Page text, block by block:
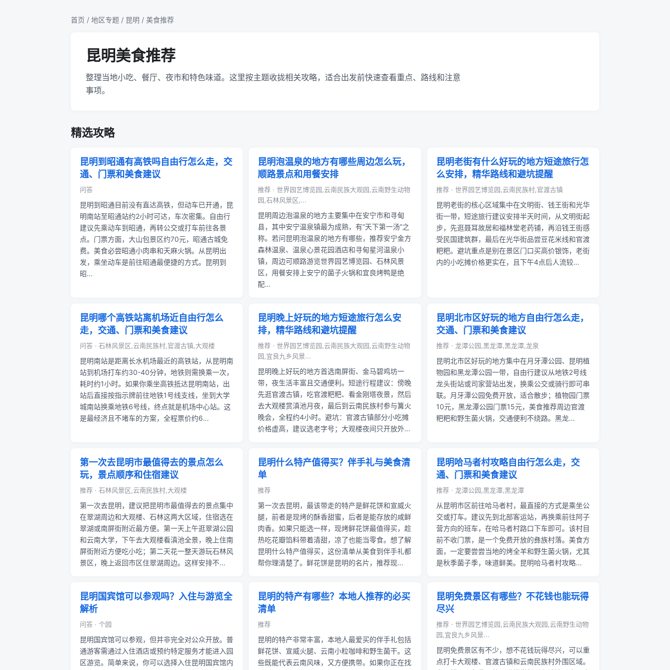
首页 / 地区专题 / 昆明 / 美食推荐
昆明美食推荐
整理当地小吃、餐厅、夜市和特色味道。这里按主题收拢相关攻略，适合出发前快速查看重点、路线和注意
事项。
精选攻略
昆明到昭通有高铁吗自由行怎么走，交
通、门票和美食建议
问答
昆明到昭通目前没有直达高铁，但动车已开通，昆
明南站至昭通站约2小时可达，车次密集。自由行
建议先乘动车到昭通，再转公交或打车前往各景
点。门票方面，大山包景区约70元，昭通古城免
费。美食必尝昭通小肉串和天麻火锅。从昆明出
发，乘坐动车是前往昭通最便捷的方式。昆明到
昭...
昆明泡温泉的地方有哪些周边怎么玩，
顺路景点和用餐安排
推荐 · 世界园艺博览园,云南民族大观园,云南野生动物
园,石林风景区,...
昆明周边泡温泉的地方主要集中在安宁市和寻甸
县，其中安宁温泉镇最为成熟，有“天下第一汤”之
称。若问昆明泡温泉的地方有哪些，推荐安宁金方
森林温泉、温泉心景花园酒店和寻甸星河温泉小
镇，周边可顺路游览世界园艺博览园、石林风景
区，用餐安排上安宁的菌子火锅和宜良烤鸭是绝
配...
昆明老街有什么好玩的地方短途旅行怎
么安排，精华路线和避坑提醒
推荐 · 世界园艺博览园,云南民族村,官渡古镇
昆明老街的核心区域集中在文明街、钱王街和光华
街一带，短途旅行建议安排半天时间，从文明街起
步，先逛聂耳故居和福林堂老药铺，再沿钱王街感
受民国建筑群，最后在光华街品尝豆花米线和官渡
粑粑。避坑重点是别在景区门口买高价银饰，老街
内的小吃摊价格更实在，且下午4点后人流较...
昆明哪个高铁站离机场近自由行怎么
走，交通、门票和美食建议
问答 · 石林风景区,云南民族村,官渡古镇,大观楼
昆明南站是距离长水机场最近的高铁站，从昆明南
站到机场打车约30-40分钟，地铁则需换乘一次，
耗时约1小时。如果你乘坐高铁抵达昆明南站，出
站后直接按指示牌前往地铁1号线支线，坐到大学
城南站换乘地铁6号线，终点就是机场中心站。这
是最经济且不堵车的方案，全程票价约6...
昆明晚上好玩的地方短途旅行怎么安
排，精华路线和避坑提醒
推荐 · 世界园艺博览园,云南民族大观园,云南野生动物
园,宜良九乡风景...
昆明晚上好玩的地方首选南屏街、金马碧鸡坊一
带，夜生活丰富且交通便利。短途行程建议：傍晚
先逛官渡古镇，吃官渡粑粑、看金刚塔夜景，然后
去大观楼赏滇池月夜，最后到云南民族村参与篝火
晚会，全程约4小时。避坑：官渡古镇部分小吃摊
价格虚高，建议选老字号；大观楼夜间只开放外...
昆明北市区好玩的地方自由行怎么走，
交通、门票和美食建议
推荐 · 龙潭公园,黑龙潭,黑龙潭,龙泉
昆明北市区好玩的地方集中在月牙潭公园、昆明植
物园和黑龙潭公园一带，自由行建议从地铁2号线
龙头街站或司家营站出发，换乘公交或骑行即可串
联。月牙潭公园免费开放，适合散步；植物园门票
10元，黑龙潭公园门票15元，美食推荐周边官渡
粑粑和野生菌火锅，交通便利不绕路。黑龙...
第一次去昆明市最值得去的景点怎么
玩，景点顺序和住宿建议
推荐 · 石林风景区,云南民族村,大观楼
第一次去昆明，建议把昆明市最值得去的景点集中
在翠湖周边和大观楼、石林这两大区域，住宿选在
翠湖或南屏街附近最方便。第一天上午逛翠湖公园
和云南大学，下午去大观楼看滇池全景，晚上住南
屏街附近方便吃小吃；第二天花一整天游玩石林风
景区，晚上返回市区住翠湖周边。这样安排不...
昆明什么特产值得买？伴手礼与美食清
单
推荐
第一次去昆明，最该带走的特产是鲜花饼和宣威火
腿，前者是现烤的酥香甜蜜，后者是能存放的咸鲜
肉香。如果只能选一样，现烤鲜花饼最值得买，趁
热吃花瓣馅料带着清甜，凉了也能当零食。想了解
昆明什么特产值得买，这份清单从美食到伴手礼都
帮你理清楚了。鲜花饼是昆明的名片，推荐现...
昆明哈马者村攻略自由行怎么走，交
通、门票和美食建议
推荐 · 龙潭公园,黑龙潭,黑龙潭
从昆明市区前往哈马者村，最直接的方式是乘坐公
交或打车。建议先到北部客运站，再换乘前往阿子
营方向的班车，在哈马者村路口下车即可。该村目
前不收门票，是一个免费开放的彝族村落。美食方
面，一定要尝尝当地的烤全羊和野生菌火锅，尤其
是秋季菌子季，味道鲜美。昆明哈马者村攻略...
昆明国宾馆可以参观吗？入住与游览全
解析
问答 · 个园
昆明国宾馆可以参观，但并非完全对公众开放。普
通游客需通过入住酒店或预约特定服务才能进入园
区游览。简单来说，你可以选择入住昆明国宾馆内
昆明的特产有哪些？本地人推荐的必买
清单
推荐
昆明的特产非常丰富，本地人最爱买的伴手礼包括
鲜花饼、宣威火腿、云南小粒咖啡和野生菌干。这
些既能代表云南风味，又方便携带。如果你正在找
昆明免费景区有哪些？不花钱也能玩得
尽兴
推荐 · 世界园艺博览园,云南民族大观园,云南野生动物
园,宜良九乡风景...
昆明免费景区有不少，想不花钱玩得尽兴，可以重
点打卡大观楼、官渡古镇和云南民族村外围区域。